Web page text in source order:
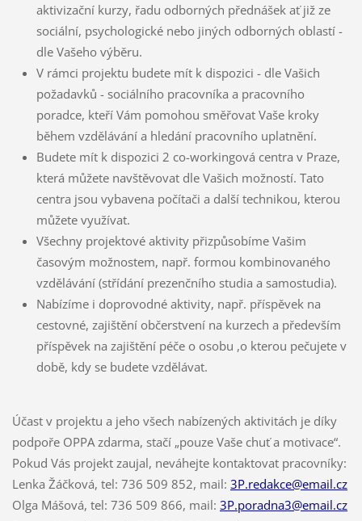
aktivizační kurzy, řadu odborných přednášek ať již ze
sociální, psychologické nebo jiných odborných oblastí -
dle Vašeho výběru.
V rámci projektu budete mít k dispozici - dle Vašich
požadavků - sociálního pracovníka a pracovního
poradce, kteří Vám pomohou směřovat Vaše kroky
během vzdělávání a hledání pracovního uplatnění.
Budete mít k dispozici 2 co-workingová centra v Praze,
která můžete navštěvovat dle Vašich možností. Tato
centra jsou vybavena počítači a další technikou, kterou
můžete využívat.
Všechny projektové aktivity přizpůsobíme Vašim
časovým možnostem, např. formou kombinovaného
vzdělávání (střídání prezenčního studia a samostudia).
Nabízíme i doprovodné aktivity, např. příspěvek na
cestovné, zajištění občerstvení na kurzech a především
příspěvek na zajištění péče o osobu ,o kterou pečujete v
době, kdy se budete vzdělávat.
Účast v projektu a jeho všech nabízených aktivitách je díky
podpoře OPPA zdarma, stačí „pouze Vaše chuť a motivace“.
Pokud Vás projekt zaujal, neváhejte kontaktovat pracovníky:
Lenka Žáčková, tel: 736 509 852, mail: 3P.redakce@email.cz
Olga Mášová, tel: 736 509 866, mail: 3P.poradna3@email.cz